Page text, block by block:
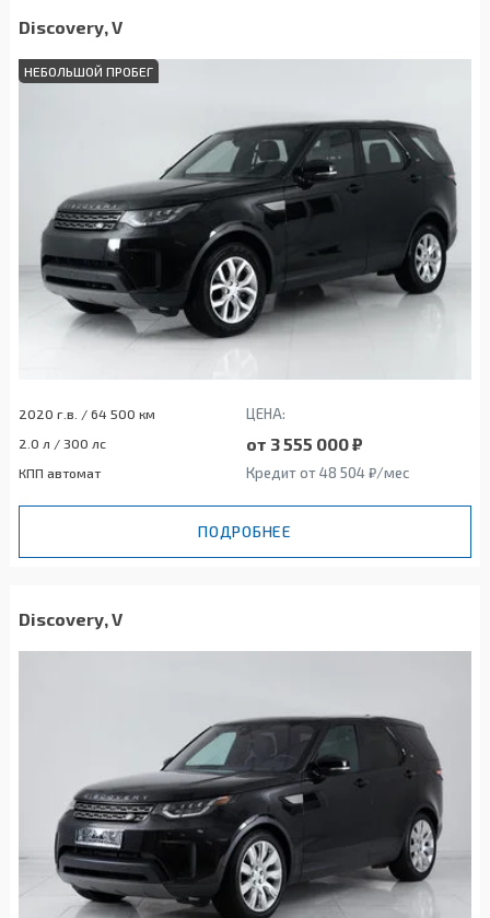
Discovery, V
НЕБОЛЬШОЙ ПРОБЕГ
2020 г.в. / 64 500 км ЦЕНА:
2.0 л / 300 лс от 3 555 000 ₽
КПП автомат Кредит от 48 504 ₽/мес
ПОДРОБНЕЕ
Discovery, V